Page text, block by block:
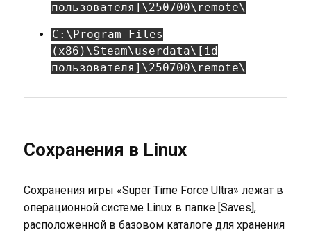
пользователя]\250700\remote\
C:\Program Files
(x86)\Steam\userdata\[id
пользователя]\250700\remote\
Сохранения в Linux
Сохранения игры «Super Time Force Ultra» лежат в
операционной системе Linux в папке [Saves],
расположенной в базовом каталоге для хранения